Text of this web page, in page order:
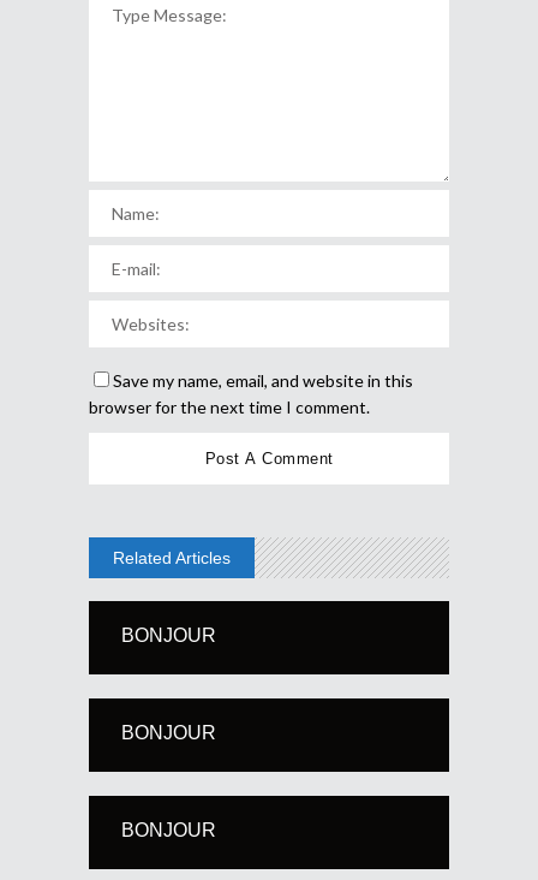
Save my name, email, and website in this
browser for the next time I comment.
Related Articles
BONJOUR
BONJOUR
BONJOUR